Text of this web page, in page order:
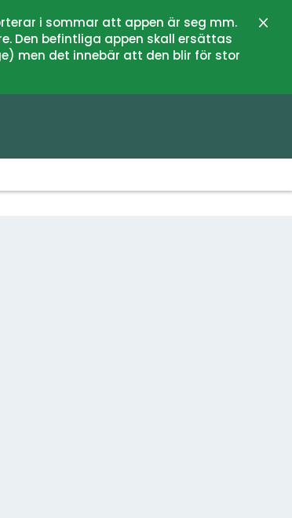
i sommar att appen är seg mm.
Den befintliga appen skall ersättas
men det innebär att den blir för stor